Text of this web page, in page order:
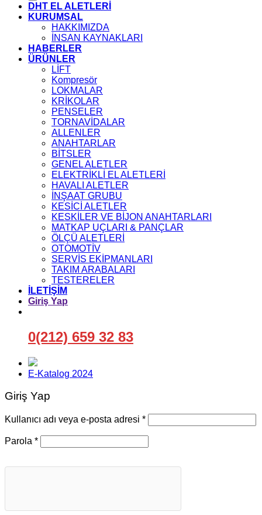
DHT EL ALETLERİ
KURUMSAL
HAKKIMIZDA
İNSAN KAYNAKLARI
HABERLER
ÜRÜNLER
LİFT
Kompresör
LOKMALAR
KRİKOLAR
PENSELER
TORNAVİDALAR
ALLENLER
ANAHTARLAR
BİTSLER
GENEL ALETLER
ELEKTRİKLİ EL ALETLERİ
HAVALI ALETLER
İNŞAAT GRUBU
KESİCİ ALETLER
KESKİLER VE BİJON ANAHTARLARI
MATKAP UÇLARI & PANÇLAR
ÖLÇÜ ALETLERİ
OTOMOTİV
SERVİS EKİPMANLARI
TAKIM ARABALARI
TESTERELER
İLETİŞİM
Giriş Yap
0(212) 659 32 83
E-Katalog 2024
Giriş Yap
Kullanıcı adı veya e-posta adresi *Gerekli
Parola *Gerekli